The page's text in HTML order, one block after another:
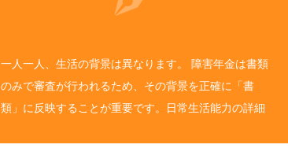
一人一人、生活の背景は異なります。 障害年金は書類
のみで審査が行われるため、その背景を正確に「書
類」に反映することが重要です。日常生活能力の詳細